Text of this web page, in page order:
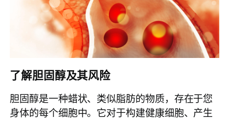
了解胆固醇及其风险
胆固醇是一种蜡状、类似脂肪的物质，存在于您
身体的每个细胞中。它对于构建健康细胞、产生